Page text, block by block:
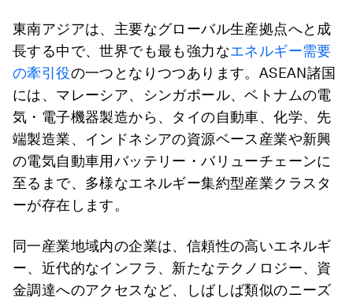
東南アジアは、主要なグローバル生産拠点へと成
長する中で、世界でも最も強力なエネルギー需要
の牽引役の一つとなりつつあります。ASEAN諸国
には、マレーシア、シンガポール、ベトナムの電
気・電子機器製造から、タイの自動車、化学、先
端製造業、インドネシアの資源ベース産業や新興
の電気自動車用バッテリー・バリューチェーンに
至るまで、多様なエネルギー集約型産業クラスタ
ーが存在します。
同一産業地域内の企業は、信頼性の高いエネルギ
ー、近代的なインフラ、新たなテクノロジー、資
金調達へのアクセスなど、しばしば類似のニーズ